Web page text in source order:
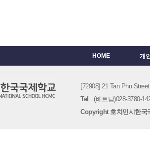
HOME 개
[72908] 21 Tan Phu
Tel : (베트남)028-3780-
Copyright 호치민시한국